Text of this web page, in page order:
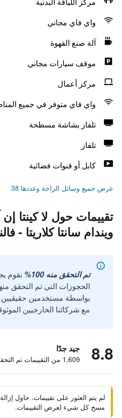
واي فاي مجاني
آلة صنع القهوة
موقف سيارات مجاني
مركز أعمال
واي فاي متوفر في جميع
تلفاز بشاشة مسطحة
تلفاز
كابل أو قنوات فضائية
عرض جميع وسائل الراحة وعددها 38
تقييمات حول لا كينتا
ويندام سانتا كلاريتا -
تم التحقق منه 100%
نقوم
الحجوزات التي تم التحقق
مع شركائنا الخارجيين
8.8 جيد جدًا
1,609 من التقييمات تم التحقق منها
لم يتم العثور على تقييمات. حاول
مسح كل شيء لعرض التقييمات.